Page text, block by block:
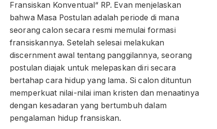
Fransiskan Konventual“ RP. Evan menjelaskan
bahwa Masa Postulan adalah periode di mana
seorang calon secara resmi memulai formasi
fransiskannya. Setelah selesai melakukan
discernment awal tentang panggilannya, seorang
postulan diajak untuk melepaskan diri secara
bertahap cara hidup yang lama. Si calon dituntun
memperkuat nilai-nilai iman kristen dan menaatinya
dengan kesadaran yang bertumbuh dalam
pengalaman hidup fransiskan.